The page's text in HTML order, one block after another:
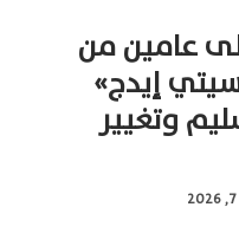
عامين من
إيدج»
وتغيير